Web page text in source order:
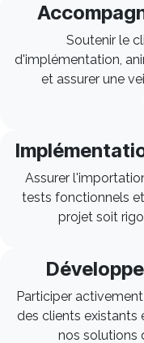
Soutenir le
d'implémentation,
et assurer une
Assurer
tests fonctionnels
projet soit
Participer
des clients
nos solutions